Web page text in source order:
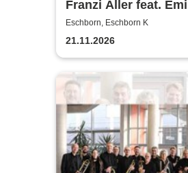
Franzi Aller feat.
Sampaio
Eschborn, Eschborn K
21.11.2026